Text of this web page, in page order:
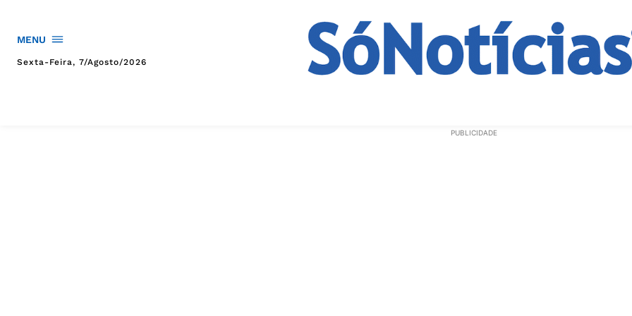
MENU
Sexta-Feira, 7/agosto/2026
PUBLICIDADE